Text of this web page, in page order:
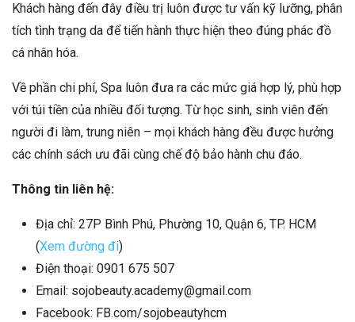
Khách hàng đến đây điều trị luôn được tư vấn kỹ lưỡng, phân
tích tình trạng da để tiến hành thực hiện theo đúng phác đồ
cá nhân hóa.
Về phần chi phí, Spa luôn đưa ra các mức giá hợp lý, phù hợp
với túi tiền của nhiều đối tượng. Từ học sinh, sinh viên đến
người đi làm, trung niên – mọi khách hàng đều được hưởng
các chính sách ưu đãi cùng chế độ bảo hành chu đáo.
Thông tin liên hệ:
Địa chỉ: 27P Bình Phú, Phường 10, Quận 6, TP. HCM
(Xem đường đi)
Điện thoại: 0901 675 507
Email: sojobeauty.academy@gmail.com
Facebook: FB.com/sojobeautyhcm